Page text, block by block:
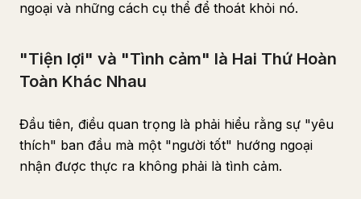
ngoại và những cách cụ thể để thoát khỏi nó.
"Tiện lợi" và "Tình cảm" là Hai Thứ Hoàn
Toàn Khác Nhau
Đầu tiên, điều quan trọng là phải hiểu rằng sự "yêu
thích" ban đầu mà một "người tốt" hướng ngoại
nhận được thực ra không phải là tình cảm.